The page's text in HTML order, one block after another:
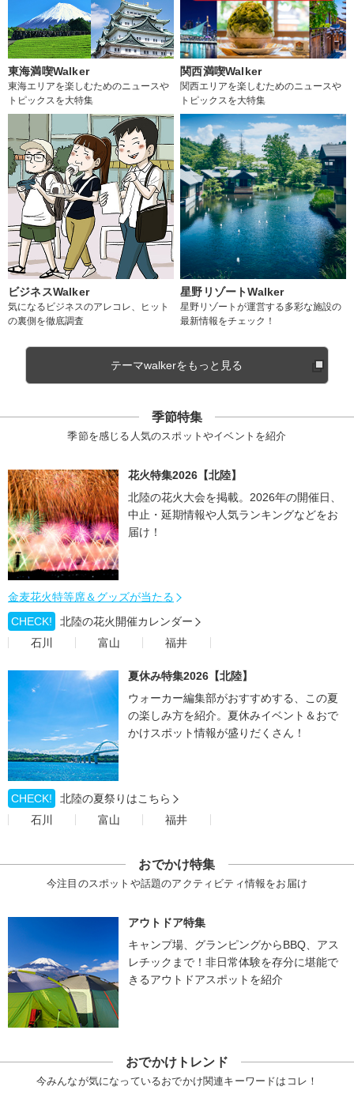
東海満喫Walker
東海エリアを楽しむためのニュースや
トピックスを大特集
関西満喫Walker
関西エリアを楽しむためのニュースや
トピックスを大特集
ビジネスWalker
気になるビジネスのアレコレ、ヒット
の裏側を徹底調査
星野リゾートWalker
星野リゾートが運営する多彩な施設の
最新情報をチェック！
テーマwalkerをもっと見る
季節特集
季節を感じる人気のスポットやイベントを紹介
花火特集2026【北陸】
北陸の花火大会を掲載。2026年の開催日、
中止・延期情報や人気ランキングなどをお
届け！
金麦花火特等席＆グッズが当たる
CHECK!
北陸の花火開催カレンダー
石川
富山 福井
夏休み特集2026【北陸】
ウォーカー編集部がおすすめする、この夏
の楽しみ方を紹介。夏休みイベント＆おで
かけスポット情報が盛りだくさん！
CHECK!
北陸の夏祭りはこちら
石川
富山 福井
おでかけ特集
今注目のスポットや話題のアクティビティ情報をお届け
アウトドア特集
キャンプ場、グランピングからBBQ、アス
レチックまで！非日常体験を存分に堪能で
きるアウトドアスポットを紹介
おでかけトレンド
今みんなが気になっているおでかけ関連キーワードはコレ！